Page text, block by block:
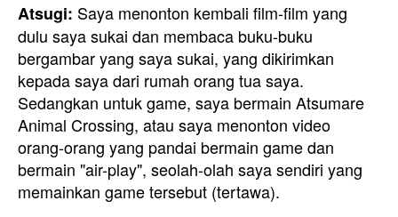
Atsugi: Saya menonton kembali film-film yang
dulu saya sukai dan membaca buku-buku
bergambar yang saya sukai, yang dikirimkan
kepada saya dari rumah orang tua saya.
Sedangkan untuk game, saya bermain Atsumare
Animal Crossing, atau saya menonton video
orang-orang yang pandai bermain game dan
bermain "air-play", seolah-olah saya sendiri yang
memainkan game tersebut (tertawa).